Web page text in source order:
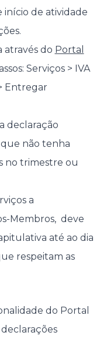
início de atividade
através do Portal
Serviços > IVA
Entregar
declaração
não tenha
no trimestre ou
a
Membros, deve
até ao dia
respeitam as
do Portal